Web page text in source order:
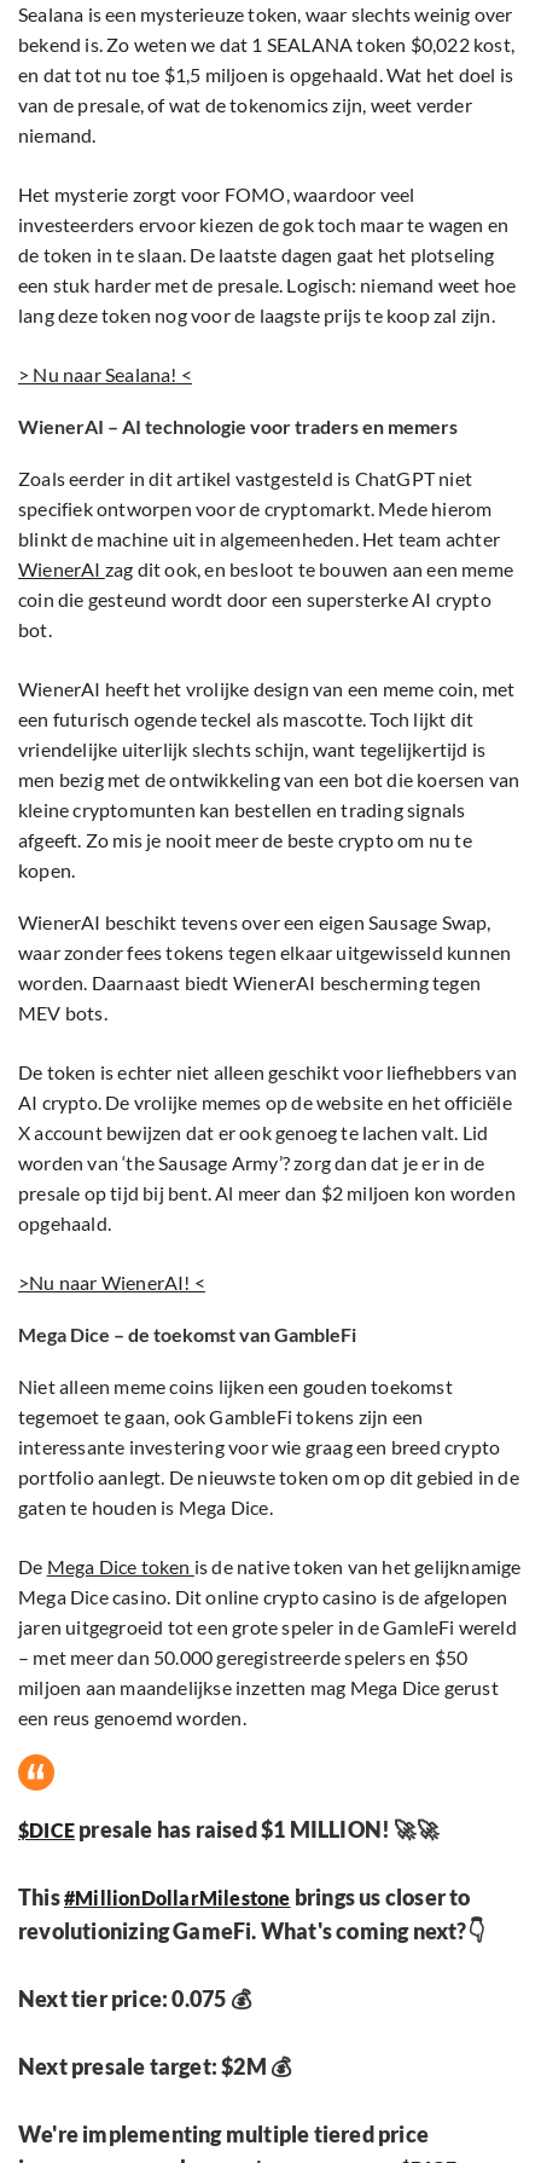
Sealana is een mysterieuze token, waar slechts weinig over
bekend is. Zo weten we dat 1 SEALANA token $0,022 kost,
en dat tot nu toe $1,5 miljoen is opgehaald. Wat het doel is
van de presale, of wat de tokenomics zijn, weet verder
niemand.
Het mysterie zorgt voor FOMO, waardoor veel
investeerders ervoor kiezen de gok toch maar te wagen en
de token in te slaan. De laatste dagen gaat het plotseling
een stuk harder met de presale. Logisch: niemand weet hoe
lang deze token nog voor de laagste prijs te koop zal zijn.
> Nu naar Sealana! <
WienerAI – AI technologie voor traders en memers
Zoals eerder in dit artikel vastgesteld is ChatGPT niet
specifiek ontworpen voor de cryptomarkt. Mede hierom
blinkt de machine uit in algemeenheden. Het team achter
WienerAI zag dit ook, en besloot te bouwen aan een meme
coin die gesteund wordt door een supersterke AI crypto
bot.
WienerAI heeft het vrolijke design van een meme coin, met
een futurisch ogende teckel als mascotte. Toch lijkt dit
vriendelijke uiterlijk slechts schijn, want tegelijkertijd is
men bezig met de ontwikkeling van een bot die koersen van
kleine cryptomunten kan bestellen en trading signals
afgeeft. Zo mis je nooit meer de beste crypto om nu te
kopen.
WienerAI beschikt tevens over een eigen Sausage Swap,
waar zonder fees tokens tegen elkaar uitgewisseld kunnen
worden. Daarnaast biedt WienerAI bescherming tegen
MEV bots.
De token is echter niet alleen geschikt voor liefhebbers van
AI crypto. De vrolijke memes op de website en het officiële
X account bewijzen dat er ook genoeg te lachen valt. Lid
worden van ‘the Sausage Army’? zorg dan dat je er in de
presale op tijd bij bent. Al meer dan $2 miljoen kon worden
opgehaald.
>Nu naar WienerAI! <
Mega Dice – de toekomst van GambleFi
Niet alleen meme coins lijken een gouden toekomst
tegemoet te gaan, ook GambleFi tokens zijn een
interessante investering voor wie graag een breed crypto
portfolio aanlegt. De nieuwste token om op dit gebied in de
gaten te houden is Mega Dice.
De Mega Dice token is de native token van het gelijknamige
Mega Dice casino. Dit online crypto casino is de afgelopen
jaren uitgegroeid tot een grote speler in de GamleFi wereld
– met meer dan 50.000 geregistreerde spelers en $50
miljoen aan maandelijkse inzetten mag Mega Dice gerust
een reus genoemd worden.
$DICE presale has raised $1 MILLION! 🚀🚀
This#MillionDollarMilestone brings us closer to
revolutionizing GameFi. What's coming next?👇
Next tier price: 0.075 💰
Next presale target: $2M 💰
We're implementing multiple tiered price